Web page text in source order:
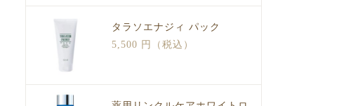
タラソエナジィ パック
5,500 円（税込）